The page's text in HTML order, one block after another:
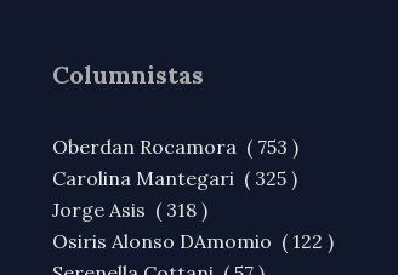
Columnistas
Oberdan Rocamora ( 753 )
Carolina Mantegari ( 325 )
Jorge Asis ( 318 )
Osiris Alonso DAmomio ( 122 )